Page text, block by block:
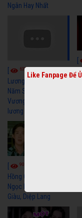
Ngân Hay Nhất
6320Video] Cải
Lương Xưa : Rồi 30
Năm Sau - Minh
Vương Lệ Thủy | cải
lương xã hội hay nhất
9051
Hồng Cài Áo - Vũ Linh,
Ngọc Huyền, Ngọc
Giàu, Diệp Lang
Like Fanpage Để